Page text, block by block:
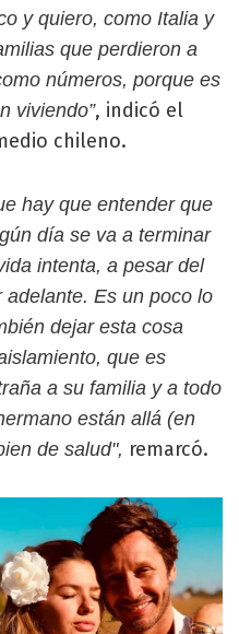
y quiero, como Italia y
que perdieron a
números, porque es
viviendo”, indicó el
chileno.
hay que entender que
día se va a terminar
intenta, a pesar del
Es un poco lo
dejar esta cosa
que es
a su familia y a todo
están allá (en
de salud", remarcó.